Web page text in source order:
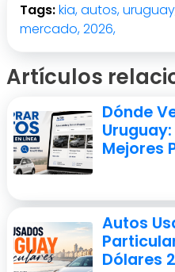
Tags:kia,autos,
mercado,2026,
Artículos
Dónde
Mejores
Autos
Dólares